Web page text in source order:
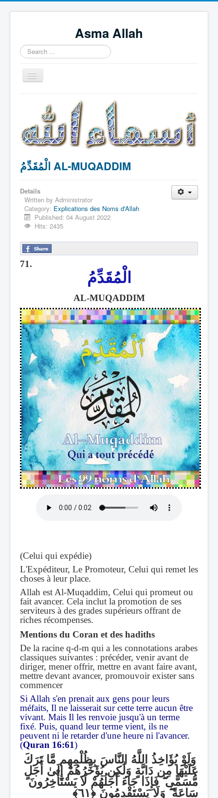
Asma Allah
Search
...
Toggle
Navigation
Intro Videos
Français
中国人
Español
English
Português
الْمُقَدِّمُ AL-MUQADDIM
Details
Written by Administrator
Category: Explications des Noms d'Allah
Published: 04 August 2022
Hits: 2435
71.
الْمُقَدِّمُ
AL-MUQADDIM
(Celui qui expédie)
L'Expéditeur, Le Promoteur, Celui qui remet les
choses à leur place.
Allah est Al-Muqaddim, Celui qui promeut ou
fait avancer. Cela inclut la promotion de ses
serviteurs à des grades supérieurs offrant de
riches récompenses.
Mentions du Coran et des hadiths
De la racine q-d-m qui a les connotations arabes
classiques suivantes : précéder, venir avant de
diriger, mener offrir, mettre en avant faire avant,
mettre devant avancer, promouvoir exister sans
commencer
Si Allah s'en prenait aux gens pour leurs
méfaits, Il ne laisserait sur cette terre aucun être
vivant. Mais Il les renvoie jusqu'à un terme
fixé. Puis, quand leur terme vient, ils ne
peuvent ni le retarder d'une heure ni l'avancer.
(Quran 16:61)
وَلَوْ يُؤَاخِذُ اللَّهُ النَّاسَ بِظُلْمِهِم مَّا تَرَكَ
عَلَيْهَا مِن دَابَّةٍ وَلَٰكِن يُؤَخِّرُهُمْ إِلَىٰ أَجَلٍ
مُّسَمًّىۖفَإِذَا جَاءَ أَجَلُهُمْ لَا يَسْتَأْخِرُونَ
سَاعَةًۖوَلَا يَسْتَقْدِمُونَ